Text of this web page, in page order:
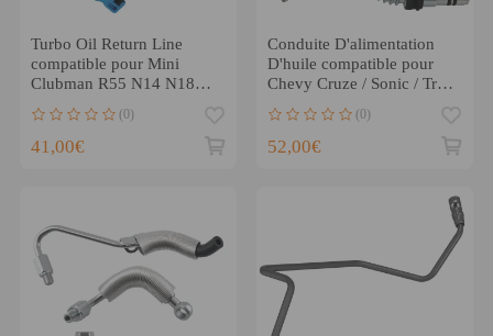
Turbo Oil Return Line
compatible pour Mini
Clubman R55 N14 N18
1.6L 2006-2014
11658617069
(0)
41,00€
Conduite D'alimentation
D'huile compatible pour
Chevy Cruze / Sonic / Trax
1.4L L4 55592600
(0)
52,00€